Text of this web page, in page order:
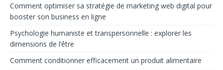
Comment optimiser sa stratégie de marketing web digital pour
booster son business en ligne
Psychologie humaniste et transpersonnelle : explorer les
dimensions de l’être
Comment conditionner efficacement un produit alimentaire